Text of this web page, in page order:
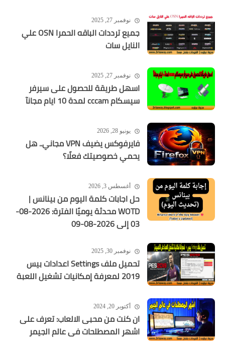
نوفمبر 27, 2025
جميع ترددات الباقه الحمرا OSN علي
النايل سات
نوفمبر 27, 2025
اسهل طريقة للحصول على سيرفر
سيسكام cccam لمدة 10 ايام مجانآ
يونيو 28, 2026
فايرفوكس يضيف VPN مجاني.. هل
يحمي خصوصيتك فعلًا؟
أغسطس 3, 2026
حل اجابات كلمة اليوم من بينانس |
WOTD محدثة يوميًا الفترة: 2026-08-
03 إلى 2026-08-09
نوفمبر 30, 2025
تحميل ملف Settings اعدادات بيس
2019 لمعرفة إمكانيات تشغيل اللعبة
أكتوبر 20, 2024
ان كنت من محبى الالعاب: تعرف على
اشهر المصطلحات فى عالم الجيمر